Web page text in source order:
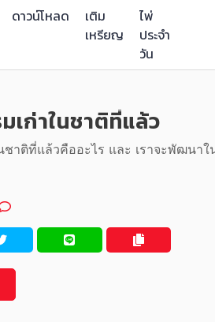
ดาวน์โหลด
เติม
เหรียญ
ไพ่
ประจำ
วัน
เก่าในชาติที่แล้ว
ชาติที่แล้วคืออะไร และ เราจะพัฒนาใ